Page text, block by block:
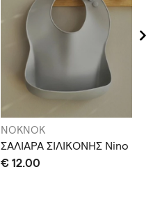
NOKNOK
ΣΑΛΙΑΡΑ ΣΙΛΙΚΟΝΗΣ Nino
€ 12.00